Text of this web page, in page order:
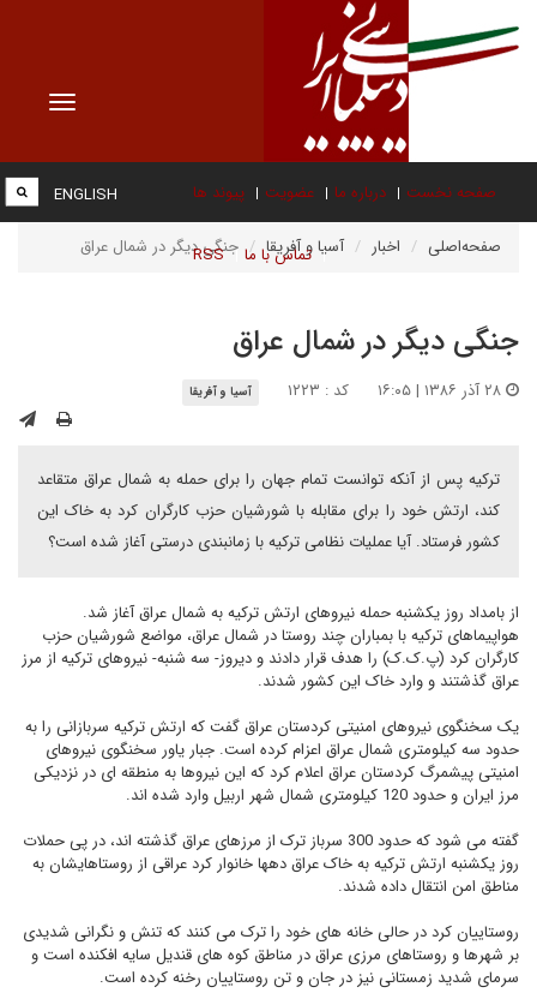
Toggle
صفحه نخست درباره ما عضویت پیوند ها
تماس با ما RSS
ENGLISH
صفحه‌اصلی اخبار آسیا و آفریقا جنگی دیگر در شمال عراق
جنگی دیگر در شمال عراق
کد : ۱۲۲۳ آسیا و آفریقا
ترکیه پس از آنکه توانست تمام جهان را برای حمله به شمال عراق متقاعد
کند، ارتش خود را برای مقابله با شورشیان حزب کارگران کرد به خاک این
کشور فرستاد. آیا عملیات نظامی ترکیه با زمانبندی درستی آغاز شده است؟‌
از بامداد روز یکشنبه حمله نیروهای ارتش ترکیه به شمال عراق آغاز شد.
هواپیماهای ترکیه با بمباران چند روستا در شمال عراق، مواضع شورشیان حزب
کارگران کرد (پ.ک.ک) را هدف قرار دادند و دیروز- سه شنبه- نیروهای ترکیه از مرز
عراق گذشتند و وارد خاک این کشور شدند.
یک سخنگوی نیروهای امنیتی کردستان عراق گفت که ارتش ترکیه سربازانی را به
حدود سه کیلومتری شمال عراق اعزام کرده است. جبار یاور سخنگوی نیروهای
امنیتی پیشمرگ کردستان عراق اعلام کرد که این نیروها به منطقه ای در نزدیکی
مرز ایران و حدود 120 کیلومتری شمال شهر اربیل وارد شده اند.
گفته می شود که حدود 300 سرباز ترک از مرزهای عراق گذشته اند، در پی حملات
روز یکشنبه ارتش ترکیه به خاک عراق دهها خانوار کرد عراقی از روستاهایشان به
مناطق امن انتقال داده شدند.
روستاییان کرد در حالی خانه های خود را ترک می کنند که تنش و نگرانی شدیدی
بر شهرها و روستاهای مرزی عراق در مناطق کوه های قندیل سایه افکنده است و
سرمای شدید زمستانی نیز در جان و تن روستاییان رخنه کرده است.